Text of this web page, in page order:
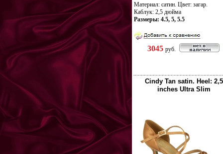
Материал: сатин. Цвет: загар.
Каблук: 2,5 дюйма
Размеры: 4.5, 5, 5.5
3045 руб.
Cindy Tan satin. Heel: 2,5
inches Ultra Slim